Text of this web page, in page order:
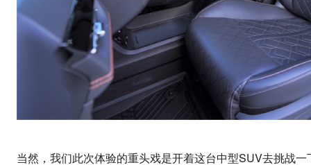
当然，我们此次体验的重头戏是开着这台中型SUV去挑战